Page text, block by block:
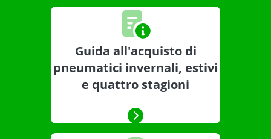
Guida all'acquisto di
pneumatici invernali, estivi
e quattro stagioni